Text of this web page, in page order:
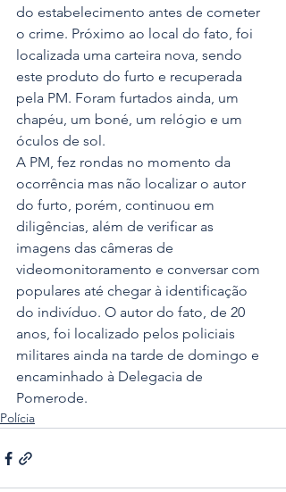
do estabelecimento antes de cometer
o crime. Próximo ao local do fato, foi
localizada uma carteira nova, sendo
este produto do furto e recuperada
pela PM. Foram furtados ainda, um
chapéu, um boné, um relógio e um
óculos de sol.
A PM, fez rondas no momento da
ocorrência mas não localizar o autor
do furto, porém, continuou em
diligências, além de verificar as
imagens das câmeras de
videomonitoramento e conversar com
populares até chegar à identificação
do indivíduo. O autor do fato, de 20
anos, foi localizado pelos policiais
militares ainda na tarde de domingo e
encaminhado à Delegacia de
Pomerode.
Polícia